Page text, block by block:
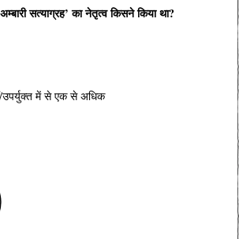
सत्याग्रह’ का नेतृत्व किसने किया था?
उपर्युक्त में से एक से अधिक